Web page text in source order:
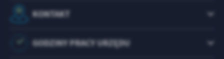
KONTAKT
GODZINY PRACY URZĘDU